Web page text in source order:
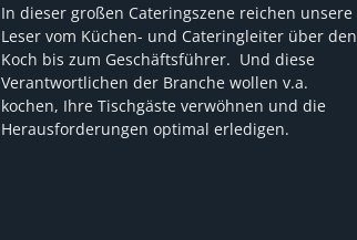
In dieser großen Cateringszene reichen unsere
Leser vom Küchen- und Cateringleiter über den
Koch bis zum Geschäftsführer. Und diese
Verantwortlichen der Branche wollen v.a.
kochen, Ihre Tischgäste verwöhnen und die
Herausforderungen optimal erledigen.